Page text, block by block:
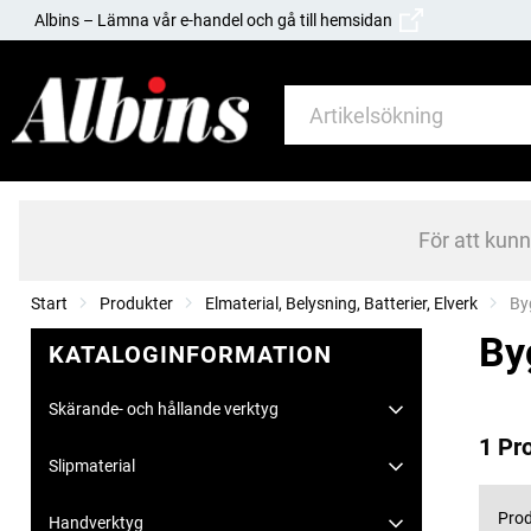
Albins – Lämna vår e-handel och gå till hemsidan
För att
Start Produkter Elmaterial, Belysning, Batterier, Elverk
KATALOGINFORMATION
Skärande- och hållande verktyg
Slipmaterial
Handverktyg
1